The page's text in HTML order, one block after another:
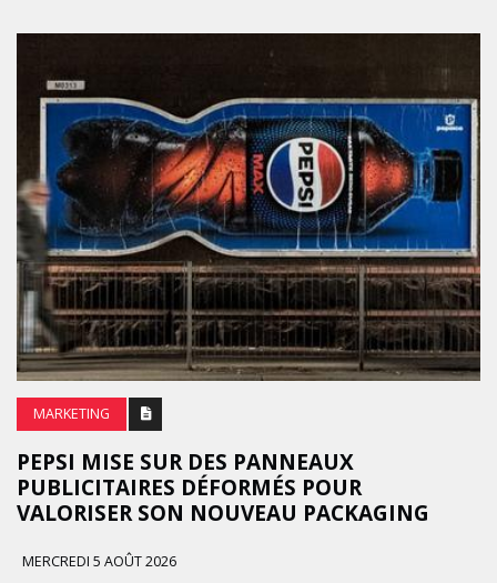
MARKETING
PEPSI MISE SUR DES PANNEAUX
PUBLICITAIRES DÉFORMÉS POUR
VALORISER SON NOUVEAU PACKAGING
MERCREDI 5 AOÛT 2026